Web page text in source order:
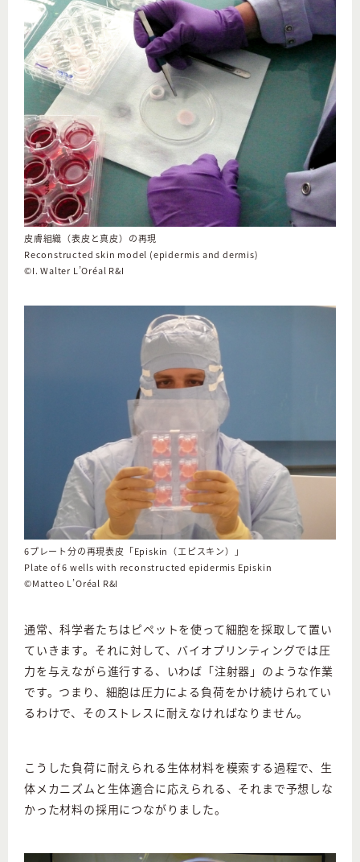
皮膚組織（表皮と真皮）の再現
Reconstructed skin model (epidermis and dermis)
©I. Walter L’Oréal R&I
6プレート分の再現表皮「Episkin（エピスキン）」
Plate of 6 wells with reconstructed epidermis Episkin
©Matteo L’Oréal R&I
通常、科学者たちはピペットを使って細胞を採取して置い
ていきます。それに対して、バイオプリンティングでは圧
力を与えながら進行する、いわば「注射器」のような作業
です。つまり、細胞は圧力による負荷をかけ続けられてい
るわけで、そのストレスに耐えなければなりません。
こうした負荷に耐えられる生体材料を模索する過程で、生
体メカニズムと生体適合に応えられる、それまで予想しな
かった材料の採用につながりました。